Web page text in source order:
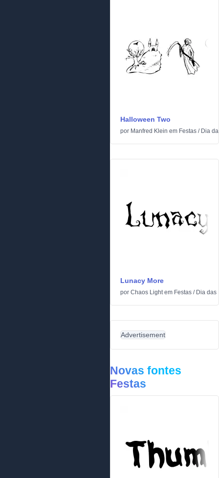
Halloween Two
por Manfred Klein em Festas / Dia
Lunacy More
por Chaos Lightem Festas / Dia das
Advertisement
Novas fontes
Festas